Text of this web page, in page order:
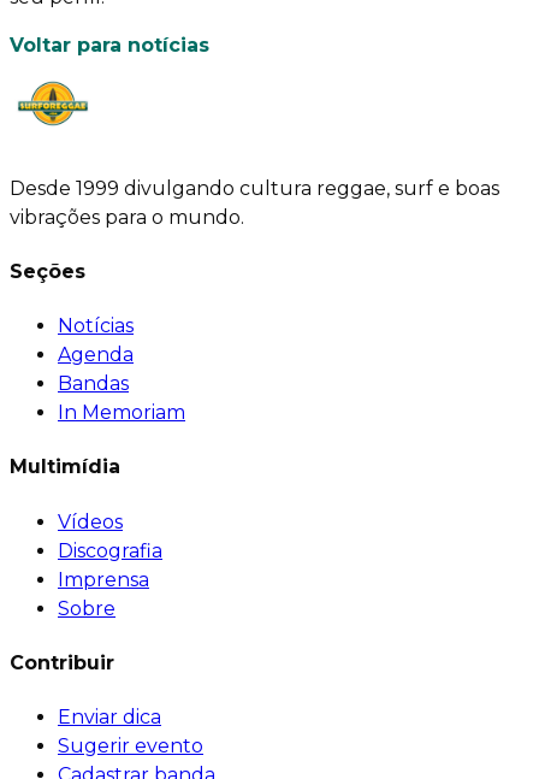
Voltar para notícias
Desde 1999 divulgando cultura reggae, surf e boas
vibrações para o mundo.
Seções
Notícias
Agenda
Bandas
In Memoriam
Multimídia
Vídeos
Discografia
Imprensa
Sobre
Contribuir
Enviar dica
Sugerir evento